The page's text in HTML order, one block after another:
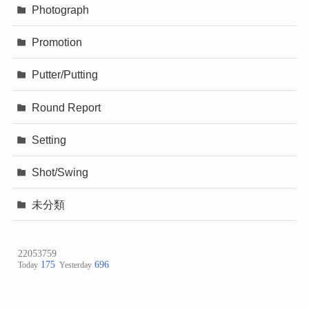
Photograph
Promotion
Putter/Putting
Round Report
Setting
Shot/Swing
未分類